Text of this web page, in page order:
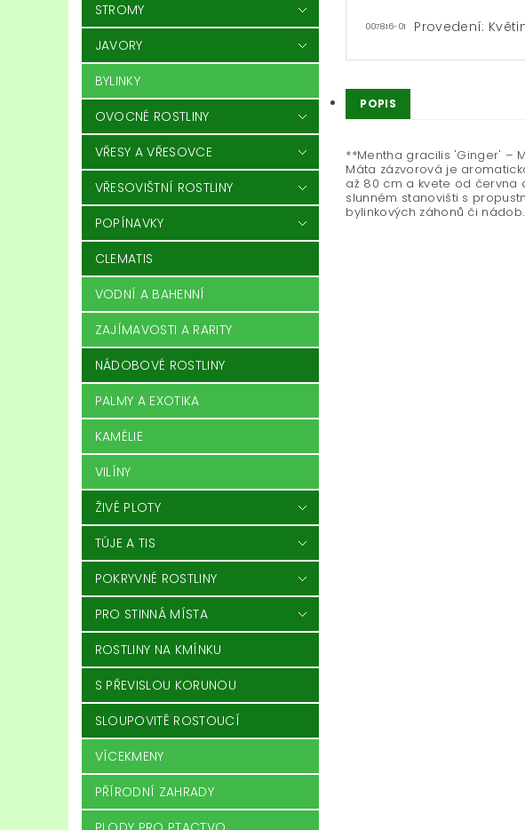
STROMY
JAVORY
BYLINKY
OVOCNÉ ROSTLINY
VŘESY A VŘESOVCE
VŘESOVIŠTNÍ ROSTLINY
POPÍNAVKY
CLEMATIS
VODNÍ A BAHENNÍ
ZAJÍMAVOSTI A RARITY
NÁDOBOVÉ ROSTLINY
PALMY A EXOTIKA
KAMÉLIE
VILÍNY
ŽIVÉ PLOTY
TÚJE A TIS
POKRYVNÉ ROSTLINY
PRO STINNÁ MÍSTA
ROSTLINY NA KMÍNKU
S PŘEVISLOU KORUNOU
SLOUPOVITĚ ROSTOUCÍ
VÍCEKMENY
PŘÍRODNÍ ZAHRADY
007816-01 Provedení:
POPIS
**Mentha gracilis 'Ginger' –
Máta zázvorová je
až 80 cm a kvete od června
slunném stanovišti s
bylinkových záhonů či